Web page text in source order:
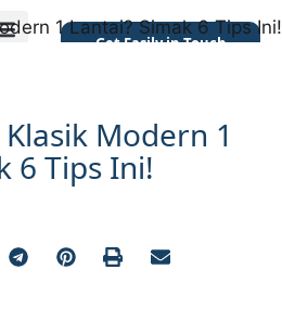
Get Easily in Touch
Modern 1
6 Tips Ini!